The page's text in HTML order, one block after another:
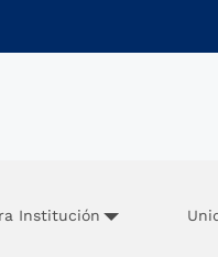
Institución